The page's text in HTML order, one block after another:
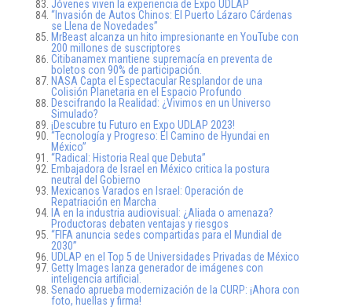
Jóvenes viven la experiencia de Expo UDLAP
“Invasión de Autos Chinos: El Puerto Lázaro Cárdenas
se Llena de Novedades”
MrBeast alcanza un hito impresionante en YouTube con
200 millones de suscriptores
Citibanamex mantiene supremacía en preventa de
boletos con 90% de participación.
NASA Capta el Espectacular Resplandor de una
Colisión Planetaria en el Espacio Profundo
Descifrando la Realidad: ¿Vivimos en un Universo
Simulado?
¡Descubre tu Futuro en Expo UDLAP 2023!
“Tecnología y Progreso: El Camino de Hyundai en
México”
“Radical: Historia Real que Debuta”
Embajadora de Israel en México critica la postura
neutral del Gobierno
Mexicanos Varados en Israel: Operación de
Repatriación en Marcha
IA en la industria audiovisual: ¿Aliada o amenaza?
Productoras debaten ventajas y riesgos
“FIFA anuncia sedes compartidas para el Mundial de
2030”
UDLAP en el Top 5 de Universidades Privadas de México
Getty Images lanza generador de imágenes con
inteligencia artificial.
Senado aprueba modernización de la CURP: ¡Ahora con
foto, huellas y firma!